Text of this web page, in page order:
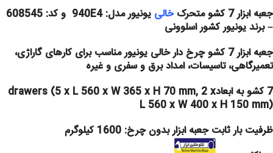
جعبه ابزار 7 کشو متحرک خالی
یونیور مدل: 940E4 و کد: 608545
– برند یونیور کشور اسلوونی
جعبه ابزار 7 کشو چرخ دار خالی یونیور مناسب برای کارهای گاراژی،
تعمیرگاهی، تاسیسات، امداد برق و سفری و غیره
7 کشو به ابعادdrawers (5 x L 560 x W 365 x H 70 mm, 2 x
L 560 x W 400 x H 150 mm)
ظرفیت بار ثابت جعبه ابزار بدون چرخ: 1600 کیلوگرم